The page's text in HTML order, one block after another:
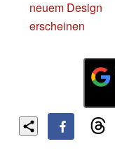
neuem Design
erscheinen